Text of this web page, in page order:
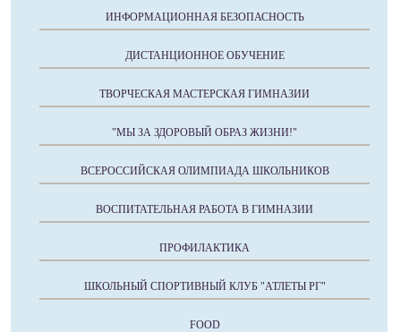
ИНФОРМАЦИОННАЯ БЕЗОПАСНОСТЬ
ДИСТАНЦИОННОЕ ОБУЧЕНИЕ
ТВОРЧЕСКАЯ МАСТЕРСКАЯ ГИМНАЗИИ
"МЫ ЗА ЗДОРОВЫЙ ОБРАЗ ЖИЗНИ!"
ВСЕРОССИЙСКАЯ ОЛИМПИАДА ШКОЛЬНИКОВ
ВОСПИТАТЕЛЬНАЯ РАБОТА В ГИМНАЗИИ
ПРОФИЛАКТИКА
ШКОЛЬНЫЙ СПОРТИВНЫЙ КЛУБ "АТЛЕТЫ РГ"
FOOD